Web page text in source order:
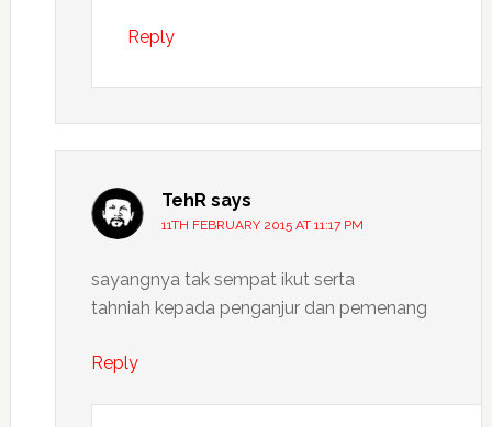
Reply
TehR says
11TH FEBRUARY 2015 AT 11:17 PM
sayangnya tak sempat ikut serta
tahniah kepada penganjur dan pemenang
Reply